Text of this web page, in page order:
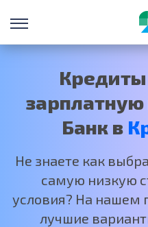
зарплатную
Банк в
Не знаете как
самую низкую
условия? На нашем
лучшие